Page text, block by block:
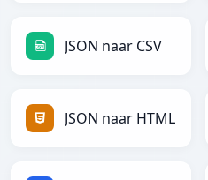
JSON naar CSV
JSON naar HTML